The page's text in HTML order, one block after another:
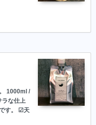
ンラインサロン
集中
☑︎目に入
イル配合
成されて
、水分を
言われて
然のサ
1000ml /
ラな仕上
す。 ☑︎天